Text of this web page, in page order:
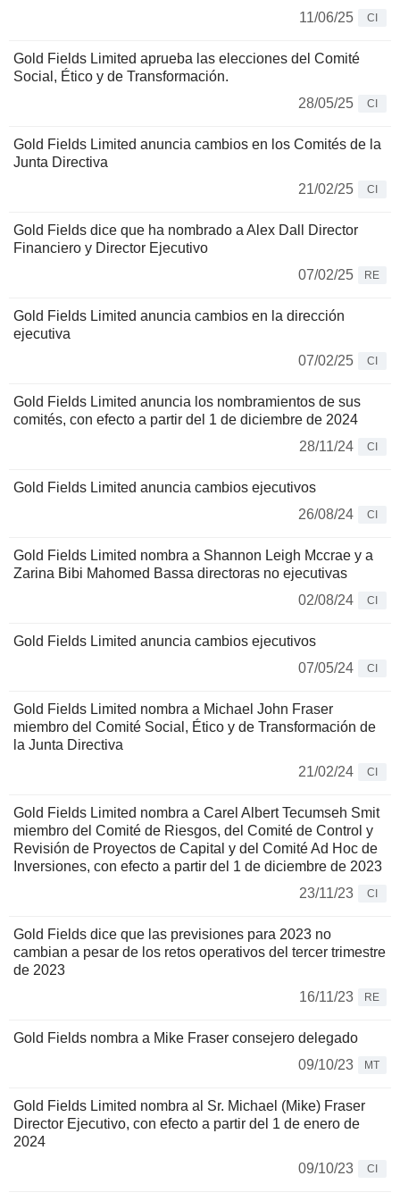
11/06/25
CI
Gold Fields Limited aprueba las elecciones del Comité
Social, Ético y de Transformación.
28/05/25
CI
Gold Fields Limited anuncia cambios en los Comités de la
Junta Directiva
21/02/25
CI
Gold Fields dice que ha nombrado a Alex Dall Director
Financiero y Director Ejecutivo
07/02/25
RE
Gold Fields Limited anuncia cambios en la dirección
ejecutiva
07/02/25
CI
Gold Fields Limited anuncia los nombramientos de sus
comités, con efecto a partir del 1 de diciembre de 2024
28/11/24
CI
Gold Fields Limited anuncia cambios ejecutivos
26/08/24
CI
Gold Fields Limited nombra a Shannon Leigh Mccrae y a
Zarina Bibi Mahomed Bassa directoras no ejecutivas
02/08/24
CI
Gold Fields Limited anuncia cambios ejecutivos
07/05/24
CI
Gold Fields Limited nombra a Michael John Fraser
miembro del Comité Social, Ético y de Transformación de
la Junta Directiva
21/02/24
CI
Gold Fields Limited nombra a Carel Albert Tecumseh Smit
miembro del Comité de Riesgos, del Comité de Control y
Revisión de Proyectos de Capital y del Comité Ad Hoc de
Inversiones, con efecto a partir del 1 de diciembre de 2023
23/11/23
CI
Gold Fields dice que las previsiones para 2023 no
cambian a pesar de los retos operativos del tercer trimestre
de 2023
16/11/23
RE
Gold Fields nombra a Mike Fraser consejero delegado
09/10/23
MT
Gold Fields Limited nombra al Sr. Michael (Mike) Fraser
Director Ejecutivo, con efecto a partir del 1 de enero de
2024
09/10/23
CI